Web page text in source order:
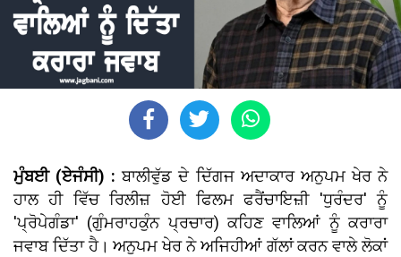
ਮੁੰਬਈ (ਏਜੰਸੀ) :ਬਾਲੀਵੁੱਡ ਦੇ ਦਿੱਗਜ ਅਦਾਕਾਰ ਅਨੁਪਮ ਖੇਰ ਨੇ
ਹਾਲ ਹੀ ਵਿੱਚ ਰਿਲੀਜ਼ ਹੋਈ ਫਿਲਮ ਫਰੈਂਚਾਇਜ਼ੀ 'ਧੁਰੰਦਰ' ਨੂੰ
'ਪ੍ਰੋਪੇਗੰਡਾ' (ਗੁੰਮਰਾਹਕੁੰਨ ਪ੍ਰਚਾਰ) ਕਹਿਣ ਵਾਲਿਆਂ ਨੂੰ ਕਰਾਰਾ
ਜਵਾਬ ਦਿੱਤਾ ਹੈ। ਅਨੁਪਮ ਖੇਰ ਨੇ ਅਜਿਹੀਆਂ ਗੱਲਾਂ ਕਰਨ ਵਾਲੇ ਲੋਕਾਂ